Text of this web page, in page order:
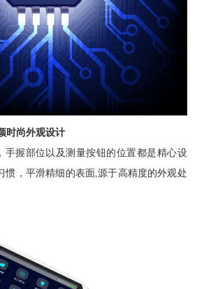
时尚外观设计
手握部位以及测量按钮的位置都是精心设
惯，平滑精细的表面,源于高精度的外观处